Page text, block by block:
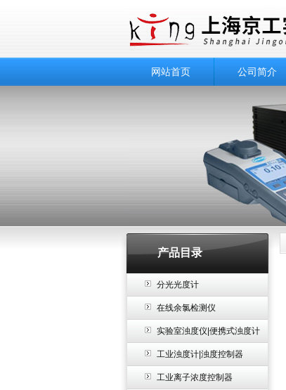
网站首页 公司简介
产品目录
分光光度计
在线余氯检测仪
实验室浊度仪|便携式浊度计
工业浊度计|浊度控制器
工业离子浓度控制器